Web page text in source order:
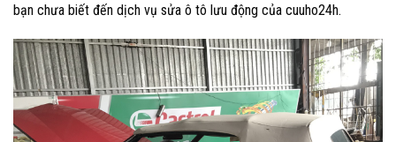
bạn chưa biết đến dịch vụ sửa ô tô lưu động của cuuho24h.